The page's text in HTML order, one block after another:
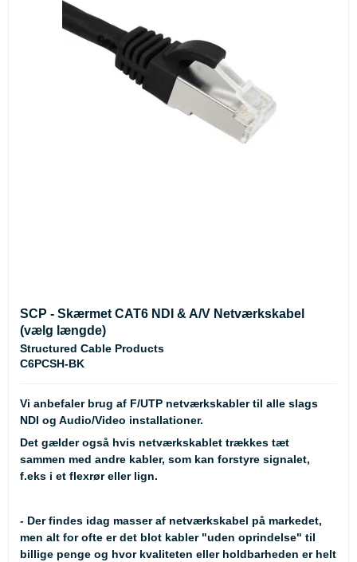
SCP - Skærmet CAT6 NDI & A/V Netværkskabel
(vælg længde)
Structured Cable Products
C6PCSH-BK
Vi anbefaler brug af F/UTP netværkskabler til alle slags
NDI og Audio/Video installationer.
Det gælder også hvis netværkskablet trækkes tæt
sammen med andre kabler, som kan forstyre signalet,
f.eks i et flexrør eller lign.
- Der findes idag masser af netværkskabel på markedet,
men alt for ofte er det blot kabler "uden oprindelse" til
billige penge og hvor kvaliteten eller holdbarheden er helt